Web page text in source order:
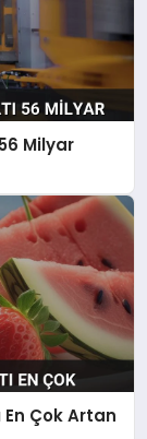
Milyar
En Çok Artan